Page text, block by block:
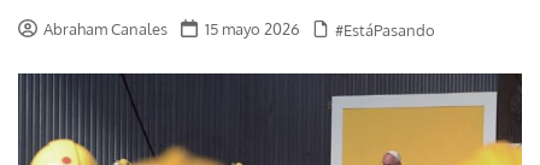
Abraham Canales 15 mayo 2026 #EstáPasando